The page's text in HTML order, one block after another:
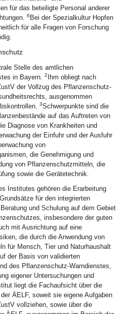
für das beteiligte Personal anderer
6 Bei der Spezialkultur Hopfen
für alle Fragen von Forschung
Stelle des amtlichen
in Bayern. 2
Ihm obliegt nach
der Vollzug des Pflanzenschutz-
ausgenommen
3Schwerpunkte sind die
auf das Auftreten von
Diagnose von Krankheiten und
der Einfuhr und der Ausfuhr
von
die Genehmigung und
von Pflanzenschutzmitteln, die
sowie die Gerätetechnik.
Institutes gehören die Erarbeitung
für den integrierten
und Schulung auf dem Gebiet
insbesondere der guten
mit Ausrichtung auf eine
die durch die Anwendung von
für Mensch, Tier und Naturhaushalt
der Basis von validierten
des Pflanzenschutz-Warndienstes,
eigener Untersuchungen und
liegt die Fachaufsicht über die
ÄELF, soweit sie eigene Aufgaben
vollziehen, sowie über die